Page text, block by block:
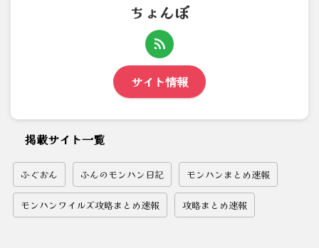
ちょんぼ
サイト情報
掲載サイト一覧
ふぐおん ふんのモンハン日記 モンハンまとめ速報
モンハンワイルズ攻略まとめ速報 攻略まとめ速報